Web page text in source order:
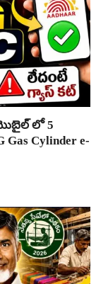
మొబైల్ లో 5
Cylinder e-